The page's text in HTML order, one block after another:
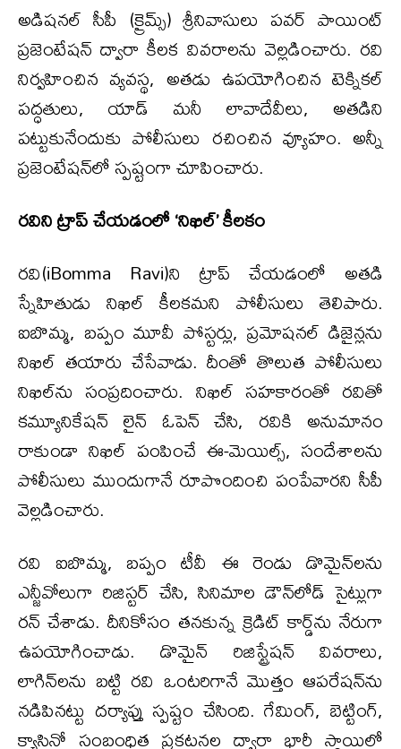
అడిషనల్ సీపీ (క్రైమ్స్) శ్రీనివాసులు పవర్ పాయింట్
ప్రజెంటేషన్ ద్వారా కీలక వివరాలను వెల్లడించారు. రవి
నిర్వహించిన వ్యవస్థ, అతడు ఉపయోగించిన టెక్నికల్
పద్ధతులు, యాడ్ మనీ లావాదేవీలు, అతడిని
పట్టుకునేందుకు పోలీసులు రచించిన వ్యూహం. అన్నీ
ప్రజెంటేషన్‌లో స్పష్టంగా చూపించారు.
రవిని ట్రాప్ చేయడంలో ‘నిఖిల్’ కీలకం
రవి(iBomma Ravi)ని ట్రాప్ చేయడంలో అతడి
స్నేహితుడు నిఖిల్ కీలకమని పోలీసులు తెలిపారు.
ఐబొమ్మ, బప్పం మూవీ పోస్టర్లు, ప్రమోషనల్ డిజైన్లను
నిఖిల్ తయారు చేసేవాడు. దీంతో తొలుత పోలీసులు
నిఖిల్‌ను సంప్రదించారు. నిఖిల్ సహకారంతో రవితో
కమ్యూనికేషన్ లైన్ ఓపెన్ చేసి, రవికి అనుమానం
రాకుండా నిఖిల్ పంపించే ఈ-మెయిల్స్, సందేశాలను
పోలీసులు ముందుగానే రూపొందించి పంపేవారని సీపీ
వెల్లడించారు.
రవి ఐబొమ్మ, బప్పం టీవీ ఈ రెండు డొమైన్‌లను
ఎన్జీవోలుగా రిజిస్టర్ చేసి, సినిమాల డౌన్‌లోడ్ సైట్లుగా
రన్‌ చేశాడు. దీనికోసం తనకున్న క్రెడిట్ కార్డ్‌ను నేరుగా
ఉపయోగించాడు. డొమైన్ రిజిస్ట్రేషన్ వివరాలు,
లాగిన్‌లను బట్టి రవి ఒంటరిగానే మొత్తం ఆపరేషన్‌ను
నడిపినట్టు దర్యాప్తు స్పష్టం చేసింది. గేమింగ్, బెట్టింగ్,
క్యాసినో సంబంధిత ప్రకటనల ద్వారా భారీ స్థాయిలో